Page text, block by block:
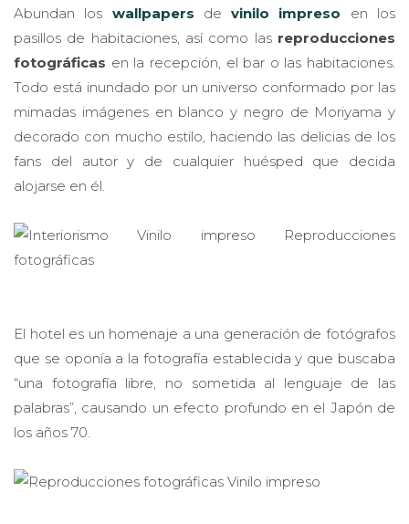
Abundan los wallpapers devinilo impreso en los
pasillos de habitaciones, así como las reproducciones
fotográficas en la recepción, el bar o las habitaciones.
Todo está inundado por un universo conformado por las
mimadas imágenes en blanco y negro de Moriyama y
decorado con mucho estilo, haciendo las delicias de los
fans del autor y de cualquier huésped que decida
alojarse en él.
El hotel es un homenaje a una generación de fotógrafos
que se oponía a la fotografía establecida y que buscaba
“una fotografía libre, no sometida al lenguaje de las
palabras”, causando un efecto profundo en el Japón de
los años 70.